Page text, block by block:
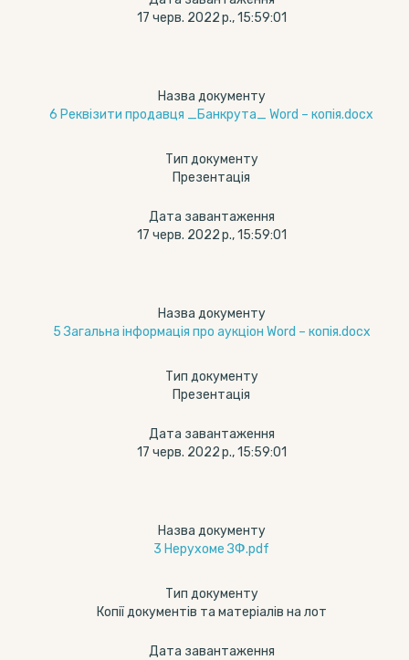
17 черв. 2022 р., 15:59:01
Назва документу
6 Реквізити продавця _Банкрута_ Word – копія.docx
Тип документу
Презентація
Дата завантаження
17 черв. 2022 р., 15:59:01
Назва документу
5 Загальна інформація про аукціон Word – копія.docx
Тип документу
Презентація
Дата завантаження
17 черв. 2022 р., 15:59:01
Назва документу
3 Нерухоме ЗФ.pdf
Тип документу
Копії документів та матеріалів на лот
Дата завантаження